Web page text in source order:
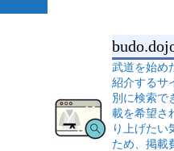
武道を始め
紹介するサ
別に検索で
載を希望さ
り上げたい
ため、掲載